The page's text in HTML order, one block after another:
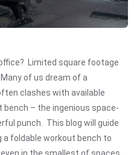
Limited square footage
of us dream of a
clashes with available
– the ingenious space-
punch. This blog will guide
a foldable workout bench to